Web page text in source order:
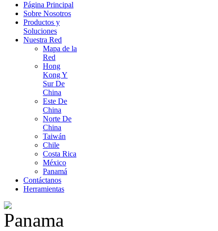
Página Principal
Sobre Nosotros
Productos y
Soluciones
Nuestra Red
Mapa de la
Red
Hong
Kong Y
Sur De
China
Este De
China
Norte De
China
Taiwán
Chile
Costa Rica
México
Panamá
Contáctanos
Herramientas